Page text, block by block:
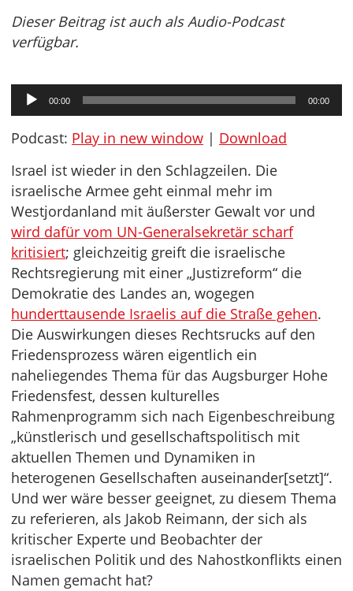
Dieser Beitrag ist auch als Audio-Podcast
verfügbar.
Audio-
Player
00:00 00:00
Podcast: Play in new window | Download
Israel ist wieder in den Schlagzeilen. Die
israelische Armee geht einmal mehr im
Westjordanland mit äußerster Gewalt vor und
wird dafür vom UN-Generalsekretär scharf
kritisiert; gleichzeitig greift die israelische
Rechtsregierung mit einer „Justizreform“ die
Demokratie des Landes an, wogegen
hunderttausende Israelis auf die Straße gehen.
Die Auswirkungen dieses Rechtsrucks auf den
Friedensprozess wären eigentlich ein
naheliegendes Thema für das Augsburger Hohe
Friedensfest, dessen kulturelles
Rahmenprogramm sich nach Eigenbeschreibung
„künstlerisch und gesellschaftspolitisch mit
aktuellen Themen und Dynamiken in
heterogenen Gesellschaften auseinander[setzt]“.
Und wer wäre besser geeignet, zu diesem Thema
zu referieren, als Jakob Reimann, der sich als
kritischer Experte und Beobachter der
israelischen Politik und des Nahostkonflikts einen
Namen gemacht hat?